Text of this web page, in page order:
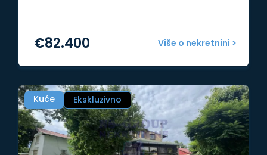
Više o nekretnini >
€82.400
Kuće Ekskluzivno